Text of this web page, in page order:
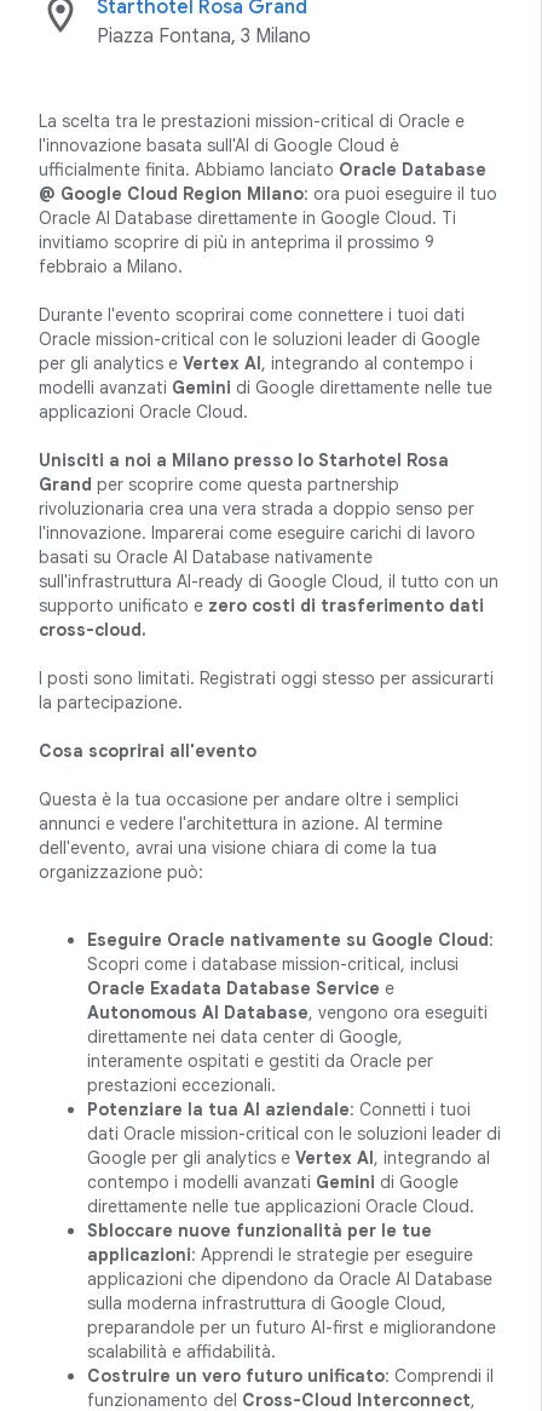
location_on
Starthotel Rosa Grand
Piazza Fontana, 3 Milano
La scelta tra le prestazioni mission-critical di Oracle e
l'innovazione basata sull'AI di Google Cloud è
ufficialmente finita. Abbiamo lanciato Oracle Database
@ Google Cloud Region Milano: ora puoi eseguire il tuo
Oracle AI Database direttamente in Google Cloud. Ti
invitiamo scoprire di più in anteprima il prossimo 9
febbraio a Milano.
Durante l'evento scoprirai come connettere i tuoi dati
Oracle mission-critical con le soluzioni leader di Google
per gli analytics e Vertex AI, integrando al contempo i
modelli avanzati Gemini di Google direttamente nelle tue
applicazioni Oracle Cloud.
Unisciti a noi a Milano presso lo Starhotel Rosa
Grand per scoprire come questa partnership
rivoluzionaria crea una vera strada a doppio senso per
l'innovazione. Imparerai come eseguire carichi di lavoro
basati su Oracle AI Database nativamente
sull'infrastruttura AI-ready di Google Cloud, il tutto con un
supporto unificato e zero costi di trasferimento dati
cross-cloud.
I posti sono limitati. Registrati oggi stesso per assicurarti
la partecipazione.
Cosa scoprirai all'evento
Questa è la tua occasione per andare oltre i semplici
annunci e vedere l'architettura in azione. Al termine
dell'evento, avrai una visione chiara di come la tua
organizzazione può:
Eseguire Oracle nativamente su Google Cloud:
Scopri come i database mission-critical, inclusi
Oracle Exadata Database Service e
Autonomous AI Database, vengono ora eseguiti
direttamente nei data center di Google,
interamente ospitati e gestiti da Oracle per
prestazioni eccezionali.
Potenziare la tua AI aziendale: Connetti i tuoi
dati Oracle mission-critical con le soluzioni leader di
Google per gli analytics e Vertex AI, integrando al
contempo i modelli avanzati Gemini di Google
direttamente nelle tue applicazioni Oracle Cloud.
Sbloccare nuove funzionalità per le tue
applicazioni: Apprendi le strategie per eseguire
applicazioni che dipendono da Oracle AI Database
sulla moderna infrastruttura di Google Cloud,
preparandole per un futuro AI-first e migliorandone
scalabilità e affidabilità.
Costruire un vero futuro unificato: Comprendi il
funzionamento del Cross-Cloud Interconnect,